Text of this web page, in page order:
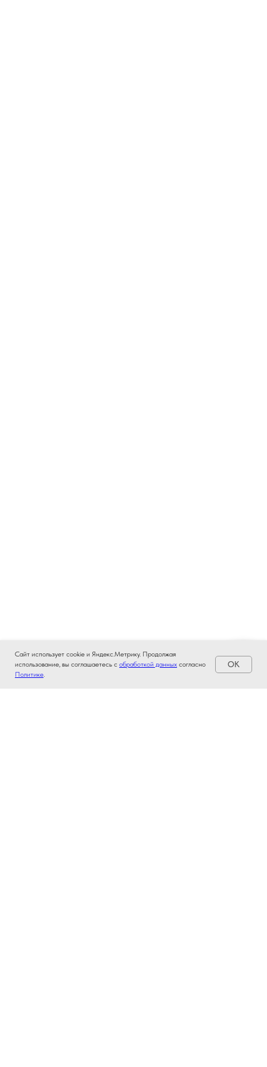
Сайт использует cookie и Яндекс.Метрику. Продолжая
использование, вы соглашаетесь с обработкой данных согласно
Политике.
OK